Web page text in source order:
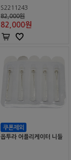
S2211243
82,000원
82,000원
옵투라 어플리케이터 니들